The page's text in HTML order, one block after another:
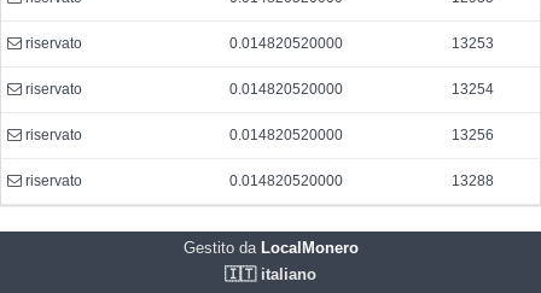
riservato 0.014820520000 13253
riservato 0.014820520000 13254
riservato 0.014820520000 13256
riservato 0.014820520000 13288
Gestito daLocalMonero
🇮🇹 italiano